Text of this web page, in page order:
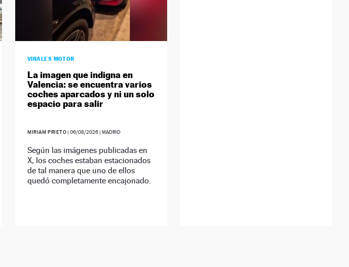
VIRALES MOTOR
La imagen que indigna en
Valencia: se encuentra varios
coches aparcados y ni un solo
espacio para salir
MIRIAM PRIETO |06/08/2026 | MADRID
Según las imágenes publicadas en
X, los coches estaban estacionados
de tal manera que uno de ellos
quedó completamente encajonado.